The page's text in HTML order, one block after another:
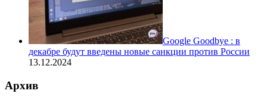
Google Goodbye : в
декабре будут введены новые санкции против России
13.12.2024
Архив